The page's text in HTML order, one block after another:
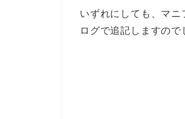
いずれにしても、マ
ログで追記しますので